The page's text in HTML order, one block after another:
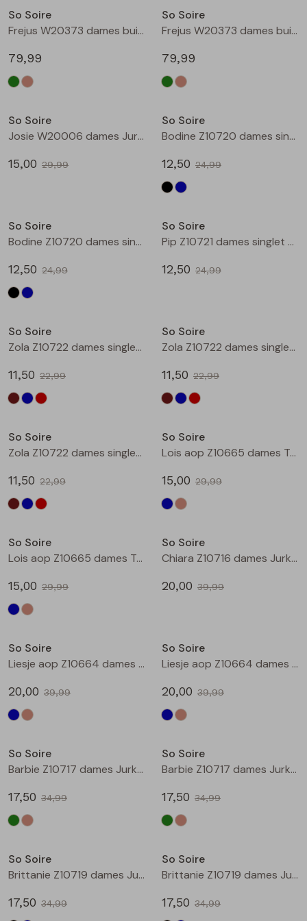
Blouses lange mouw
Sweatshirts
Jackjes
Blazers
Bermuda's
Bermuda's
Lange broek
Jackjes
Jassen
Rokken
Lange broeken
Lange broeken
Leggings
Tops
Vesten
So Soire
Frejus W20373 dames buiten jack Groen
79,99
So Soire
Frejus W20373 dames buiten jack Ecru naturel
79,99
So Soire
Josie W20006 dames Jurk Bruin
15,00 29,99
So Soire
Bodine Z10720 dames singlet Zwart
12,50 24,99
So Soire
Bodine Z10720 dames singlet Marine
12,50 24,99
So Soire
Pip Z10721 dames singlet Ecru
12,50 24,99
So Soire
Zola Z10722 dames singlet Bruin
11,50 22,99
So Soire
Zola Z10722 dames singlet Kobalt
11,50 22,99
So Soire
Zola Z10722 dames singlet Rood
11,50 22,99
So Soire
Lois aop Z10665 dames T-shirt km Indigo
15,00 29,99
So Soire
Lois aop Z10665 dames T-shirt km Taupe
15,00 29,99
So Soire
Chiara Z10716 dames Jurk Petrol
20,00 39,99
So Soire
Liesje aop Z10664 dames bermuda Indigo
20,00 39,99
So Soire
Liesje aop Z10664 dames bermuda Taupe
20,00 39,99
So Soire
Barbie Z10717 dames Jurk Army
17,50 34,99
So Soire
Barbie Z10717 dames Jurk Zand
17,50 34,99
So Soire
Brittanie Z10719 dames Jurk Zwart
17,50 34,99
So Soire
Brittanie Z10719 dames Jurk Marine
17,50 34,99